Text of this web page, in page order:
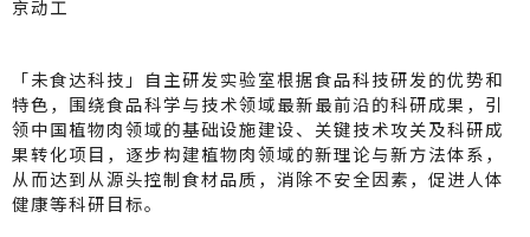
「未食达科技」自主研发实验室根据食品科技研发的优势和
特色，围绕食品科学与技术领域最新最前沿的科研成果，引
领中国植物肉领域的基础设施建设、关键技术攻关及科研成
果转化项目，逐步构建植物肉领域的新理论与新方法体系，
从而达到从源头控制食材品质，消除不安全因素，促进人体
健康等科研目标。